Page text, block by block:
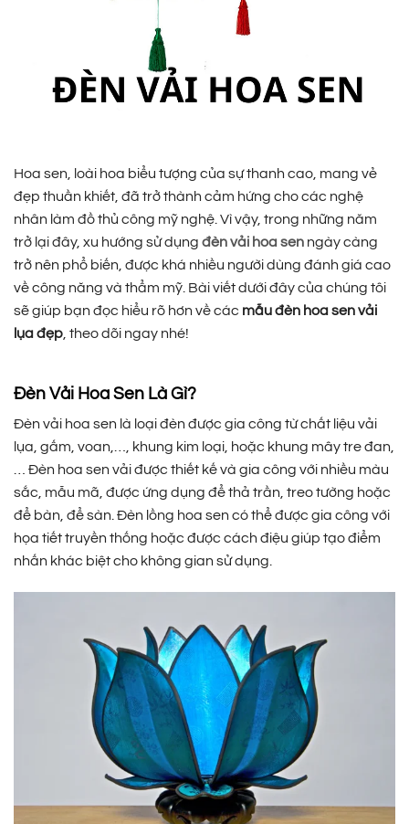
Hoa sen, loài hoa biểu tượng của sự thanh cao, mang vẻ
đẹp thuần khiết, đã trở thành cảm hứng cho các nghệ
nhân làm đồ thủ công mỹ nghệ. Vì vậy, trong những năm
trở lại đây, xu hướng sử dụng đèn vải hoa sen ngày càng
trở nên phổ biến, được khá nhiều người dùng đánh giá cao
về công năng và thẩm mỹ. Bài viết dưới đây của chúng tôi
sẽ giúp bạn đọc hiểu rõ hơn về các mẫu đèn hoa sen vải
lụa đẹp , theo dõi ngay nhé!
Đèn Vải Hoa Sen Là Gì?
Đèn vải hoa sen là loại đèn được gia công từ chất liệu vải
lụa, gấm, voan,…, khung kim loại, hoặc khung mây tre đan,
… Đèn hoa sen vải được thiết kế và gia công với nhiều màu
sắc, mẫu mã, được ứng dụng để thả trần, treo tường hoặc
để bàn, để sàn. Đèn lồng hoa sen có thể được gia công với
họa tiết truyền thống hoặc được cách điệu giúp tạo điểm
nhấn khác biệt cho không gian sử dụng.